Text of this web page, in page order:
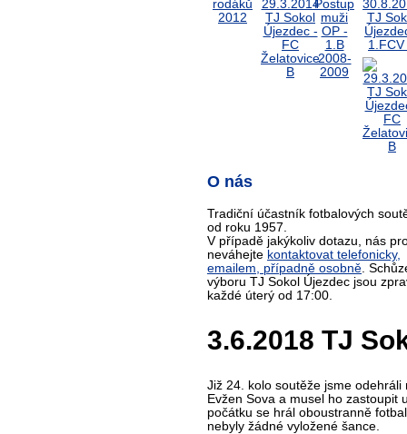
O nás
Tradiční účastník fotbalových
od roku 1957.
V případě jakýkoliv dotazu, nás
neváhejte kontaktovat telefonicky,
emailem, případně osobně.
výboru TJ Sokol Újezdec jsou
každé úterý od 17:00.
3.6.2018 TJ
Již 24. kolo soutěže jsme
Evžen Sova a musel ho zastoupit
počátku se hrál oboustranně
nebyly žádné vyložené šance.